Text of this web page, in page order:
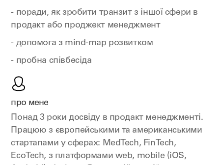
- поради, як зробити транзит з іншої сфери в
продакт або проджект менеджмент
- допомога з mind-map розвитком
- пробна співбесіда
про мене
Понад 3 роки досвіду в продакт менеджменті.
Працюю з європейськими та американськими
стартапами у сферах: MedTech, FinTech,
EcoTech, з платформами web, mobile (iOS,